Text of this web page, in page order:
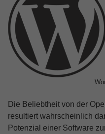
Die Beliebtheit von der
resultiert wahrscheinlich
Potenzial einer Software